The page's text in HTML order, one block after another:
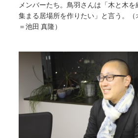
メンバーたち。鳥羽さんは「木と木
集まる居場所を作りたい」と言う。
＝池田 真隆）